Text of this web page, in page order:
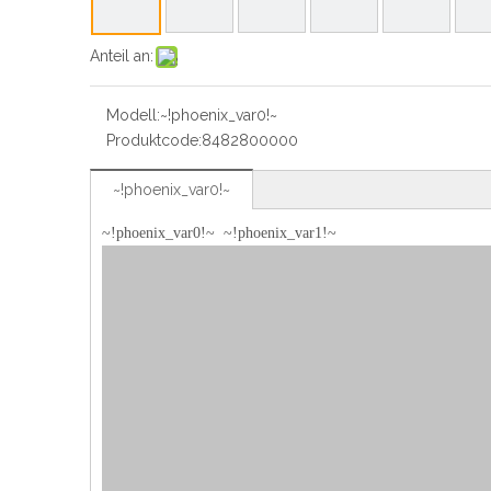
Anteil an:
Modell:~!phoenix_var0!~
Produktcode:8482800000
~!phoenix_var0!~
~!phoenix_var0!~ ~!phoenix_var1!~